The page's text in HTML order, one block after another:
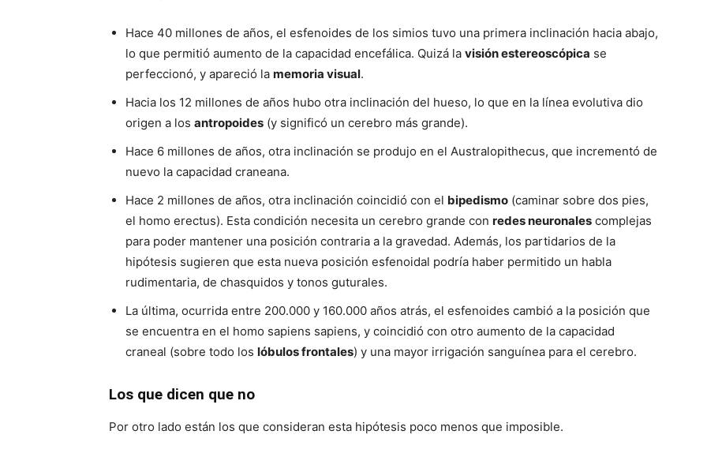
Hace 40 millones de años, el esfenoides de los simios tuvo una primera inclinación hacia abajo,
lo que permitió aumento de la capacidad encefálica. Quizá la visión estereoscópica se
perfeccionó, y apareció la memoria visual.
Hacia los 12 millones de años hubo otra inclinación del hueso, lo que en la línea evolutiva dio
origen a los antropoides (y significó un cerebro más grande).
Hace 6 millones de años, otra inclinación se produjo en el Australopithecus, que incrementó de
nuevo la capacidad craneana.
Hace 2 millones de años, otra inclinación coincidió con el bipedismo (caminar sobre dos pies,
el homo erectus). Esta condición necesita un cerebro grande con redes neuronales complejas
para poder mantener una posición contraria a la gravedad. Además, los partidarios de la
hipótesis sugieren que esta nueva posición esfenoidal podría haber permitido un habla
rudimentaria, de chasquidos y tonos guturales.
La última, ocurrida entre 200.000 y 160.000 años atrás, el esfenoides cambió a la posición que
se encuentra en el homo sapiens sapiens, y coincidió con otro aumento de la capacidad
craneal (sobre todo los lóbulos frontales) y una mayor irrigación sanguínea para el cerebro.
Los que dicen que no
Por otro lado están los que consideran esta hipótesis poco menos que imposible.